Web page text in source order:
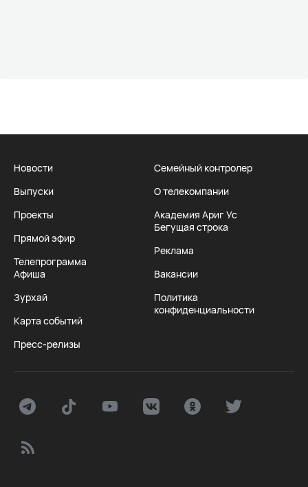
Новости
Выпуски
Проекты
Прямой эфир
Телепрограмма
Афиша
Зурхай
Карта событий
Пресс-релизы
Семейный контролер
О телекомпании
Академия Ариг Ус
Бегущая строка
Реклама
Вакансии
Политика
конфиденциальности